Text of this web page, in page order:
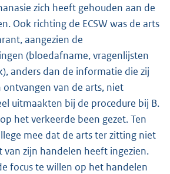
zich heeft gehouden aan de
Ook richting de ECSW was de arts
aangezien de
(bloedafname, vragenlijsten
anders dan de informatie die zij
van de arts, niet
uitmaakten bij de procedure bij B.
het verkeerde been gezet. Ten
mee dat de arts ter zitting niet
van zijn handelen heeft ingezien.
focus te willen op het handelen